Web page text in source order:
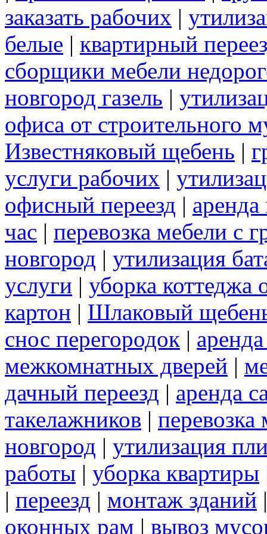
заказать рабочих |
белые | квартирный
сборщики мебели
новгород газель |
офиса от строительного
Известняковый щебень |
услуги рабочих |
офисный переезд | аренда
час | перевозка мебели с
новгород | утилизация
услуги | уборка коттеджа
картон | Шлаковый
снос перегородок |
межкомнатных дверей |
дачный переезд | аренда
такелажников |
новгород | утилизация
работы | уборка квартиры
| переезд | монтаж зданий
оконных рам | вывоз